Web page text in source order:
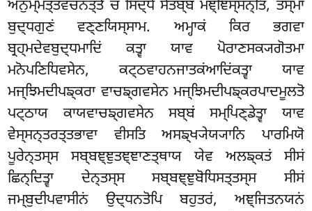
ਅਨੁਮ੍ਮਤ੍ਤਵਚਨਤ੍ਤੇ ਚ ਸਿਦ੍ਧੇ ਸੋਤਬ੍ਬਂ ਮਞ੍ਞਿਸ੍ਸਨ੍ਤਿ, ਤਸ੍ਮਾ
ਬੁਦ੍ਧਗੁਣਂ ਵਣ੍ਣਯਿਸ੍ਸਾਮ. ਅਮ੍ਹਾਕਂ ਕਿਰ ਭਗਵਾ
ਬ੍ਰਹ੍ਮਦੇਵਬੁਦ੍ਧਮਾਦਿਂ ਕਤ੍ਵਾ ਯਾਵ ਪੋਰਾਣਸਕ੍ਯਗੋਤਮਾ
ਮਨੋਪਣਿਧਿਵਸੇਨ, ਕਟ੍ਠਵਾਹਨਜਾਤਕਂਆਦਿਂਕਤ੍ਵਾ ਯਾਵ
ਮਜ੍ਝਿਮਦੀਪਙ੍ਕਰਾ ਵਾਚਙ੍ਗਵਸੇਨ ਮਜ੍ਝਿਮਦੀਪਙ੍ਕਰਪਾਦਮੂਲਤੋ
ਪਟ੍ਠਾਯ ਕਾਯਵਾਚਙ੍ਗਵਸੇਨ ਸਬ੍ਬਂ ਸਮ੍ਪਿਣ੍ਡੇਤ੍ਵਾ ਯਾਵ
ਵੇਸ੍ਸਨ੍ਤਰਤ੍ਤਭਾਵਾ ਵੀਸਤਿ ਅਸਙ੍ਖ੍ਯੇਯ੍ਯਾਨਿ ਪਾਰਮਿਯੋ
ਪੂਰੇਨ੍ਤਸ੍ਸ ਸਬ੍ਬਞ੍ਞੁਤਞ੍ਞਾਣਤ੍ਥਾਯ ਯੇਵ ਅਲਙ੍ਕਤਂ ਸੀਸਂ
ਛਿਨ੍ਦਿਤ੍ਵਾ ਦੇਨ੍ਤਸ੍ਸ ਸਬ੍ਬਞ੍ਞੁਬੋਧਿਸਤ੍ਤਸ੍ਸ ਸੀਸਂ
ਜਮ੍ਬੁਦੀਪਵਾਸੀਨਂ ਉਦ੍ਧਨਤੋਪਿ ਬਹੁਤਰਂ, ਅਞ੍ਜਿਤਨਯਨਂ